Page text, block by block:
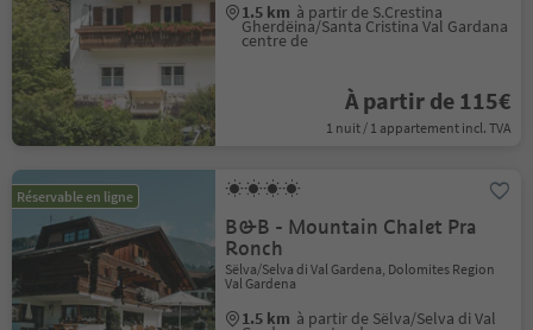
1.5 km à partir de S.Crestina
Gherdëina/Santa Cristina Val Gardana
centre de
À partir de 115€
1 nuit / 1 appartement incl. TVA
Réservable en ligne
B&B - Mountain Chalet Pra
Ronch
Sëlva/Selva di Val Gardena, Dolomites Region
Val Gardena
1.5 km à partir de Sëlva/Selva di Val